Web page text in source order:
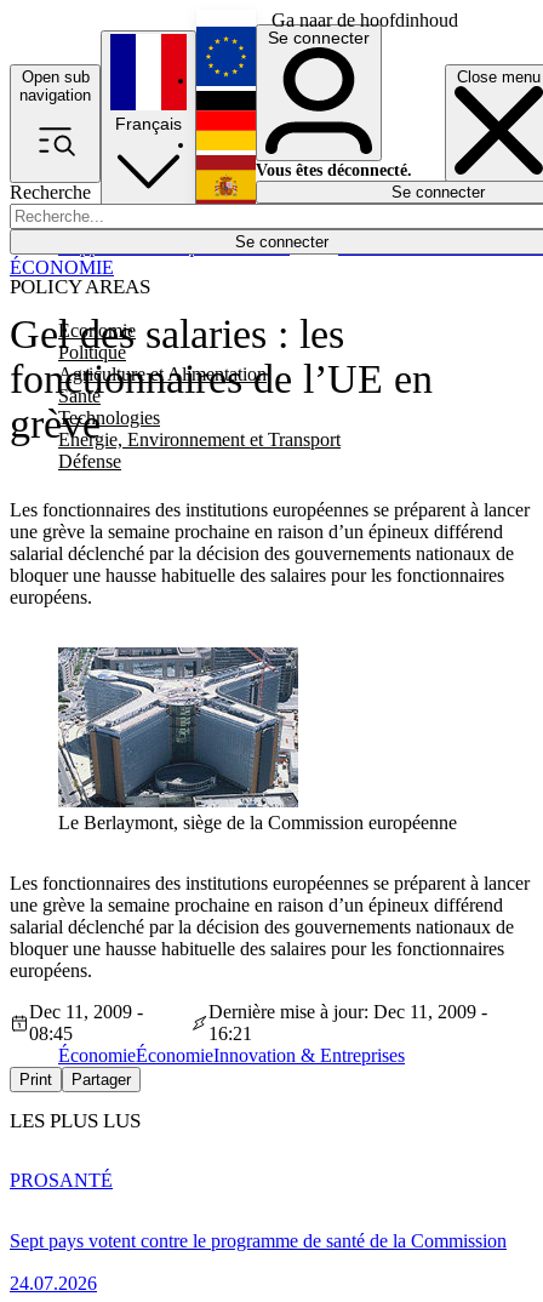
Ga naar de hoofdinhoud
Open sub
navigation
Close menu
Recherche
Se connecter
POLICY AREAS
Economie
Politique
Agriculture et Alimentation
Santé
Technologies
Energie, Environnement et Transport
Défense
Économie
Français
English
Deutsch
Español
Se connecter
Vous êtes déconnecté.
Se connecter
Gel des salaries : les
fonctionnaires de l’UE en
grève
Les fonctionnaires des institutions européennes se préparent à lancer
une grève la semaine prochaine en raison d’un épineux différend
salarial déclenché par la décision des gouvernements nationaux de
bloquer une hausse habituelle des salaires pour les fonctionnaires
européens.
ÉCONOMIE
Le Berlaymont, siège de la Commission européenne
Les fonctionnaires des institutions européennes se préparent à lancer
une grève la semaine prochaine en raison d’un épineux différend
salarial déclenché par la décision des gouvernements nationaux de
bloquer une hausse habituelle des salaires pour les fonctionnaires
européens.
Dec 11, 2009 -
08:45
Dernière mise à jour: Dec 11, 2009 -
16:21
ÉconomieÉconomieInnovation & Entreprises
Print Partager
LES PLUS LUS
Sept pays votent contre le programme de santé de la Commission
24.07.2026
PROSANTÉ